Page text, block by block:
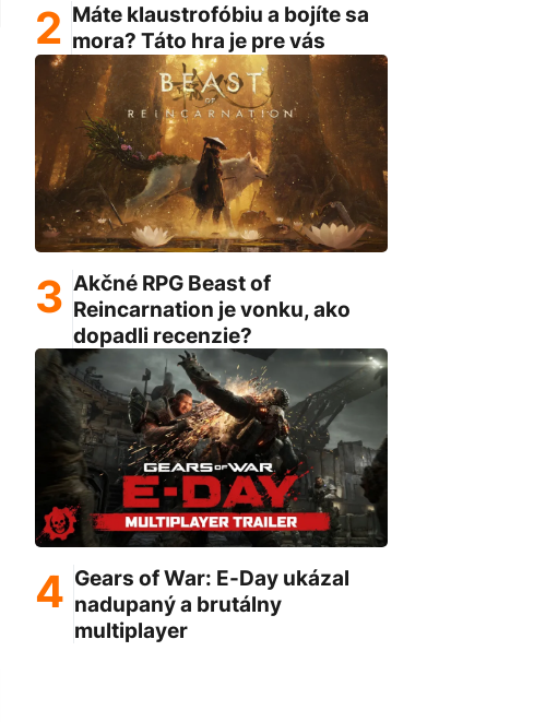
Máte klaustrofóbiu a bojíte sa
mora? Táto hra je pre vás
Akčné RPG Beast of
Reincarnation je vonku, ako
dopadli recenzie?
Gears of War: E-Day ukázal
nadupaný a brutálny
multiplayer